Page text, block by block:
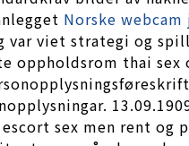
Norske
viet strategi og
oppholdsrom thai
sex men rent